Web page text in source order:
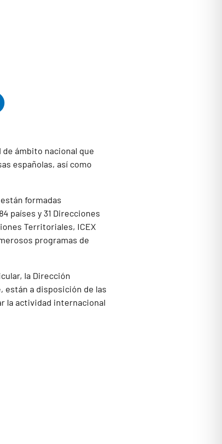
ámbito nacional que
españolas, así como
formadas
países y 31 Direcciones
Territoriales, ICEX
programas de
la Dirección
están a disposición de las
la actividad internacional